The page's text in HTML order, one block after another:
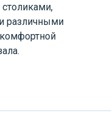
различными